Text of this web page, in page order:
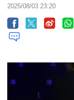
2025/08/03 23:20